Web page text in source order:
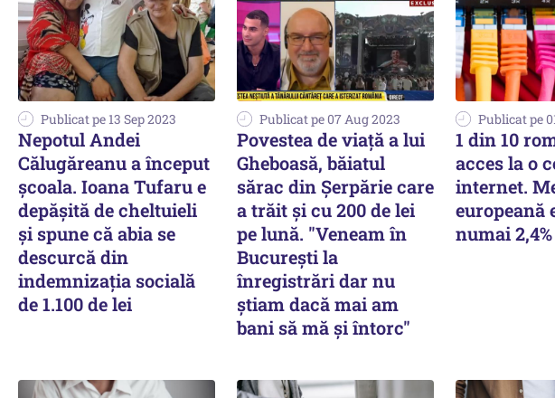
Publicat pe 13 Sep 2023
Nepotul Andei
Călugăreanu a început
școala. Ioana Tufaru e
depășită de cheltuieli
și spune că abia se
descurcă din
indemnizația socială
de 1.100 de lei
Publicat pe 07 Aug 2023
Povestea de viaţă a lui
Gheboasă, băiatul
sărac din Şerpărie care
a trăit şi cu 200 de lei
pe lună. "Veneam în
Bucureşti la
înregistrări dar nu
ştiam dacă mai am
bani să mă şi întorc"
Publicat pe
1 din 10
acces la o
internet.
europeană
numai 2,4%